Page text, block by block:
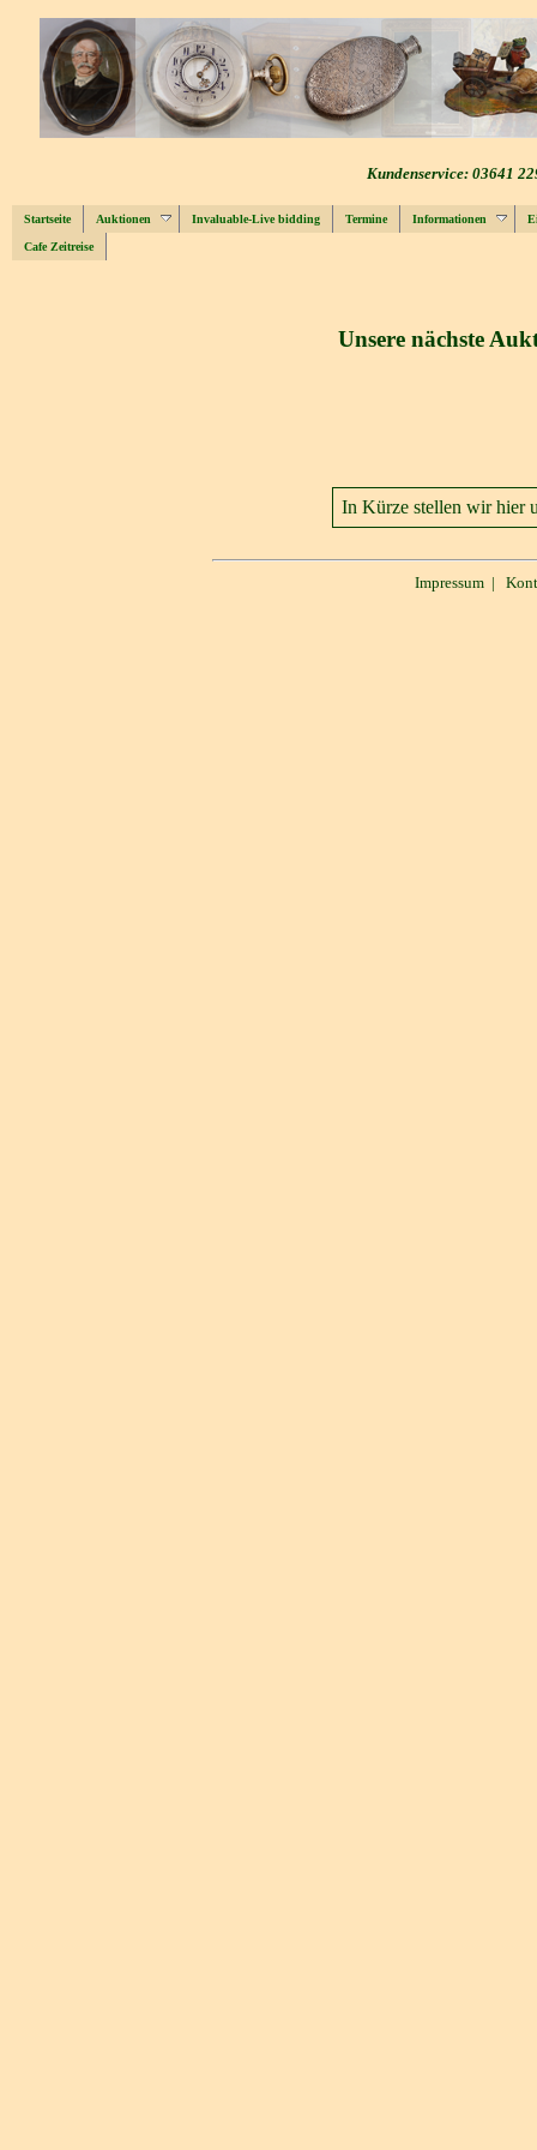
Kundenservice: 03641
Startseite Auktionen Invaluable-Live bidding Termine Informationen
Cafe Zeitreise
Unsere nächste
In Kürze stellen wir hier
Impressum|